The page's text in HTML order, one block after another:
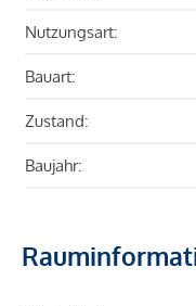
Nutzungsart:
Bauart:
Zustand:
Baujahr: